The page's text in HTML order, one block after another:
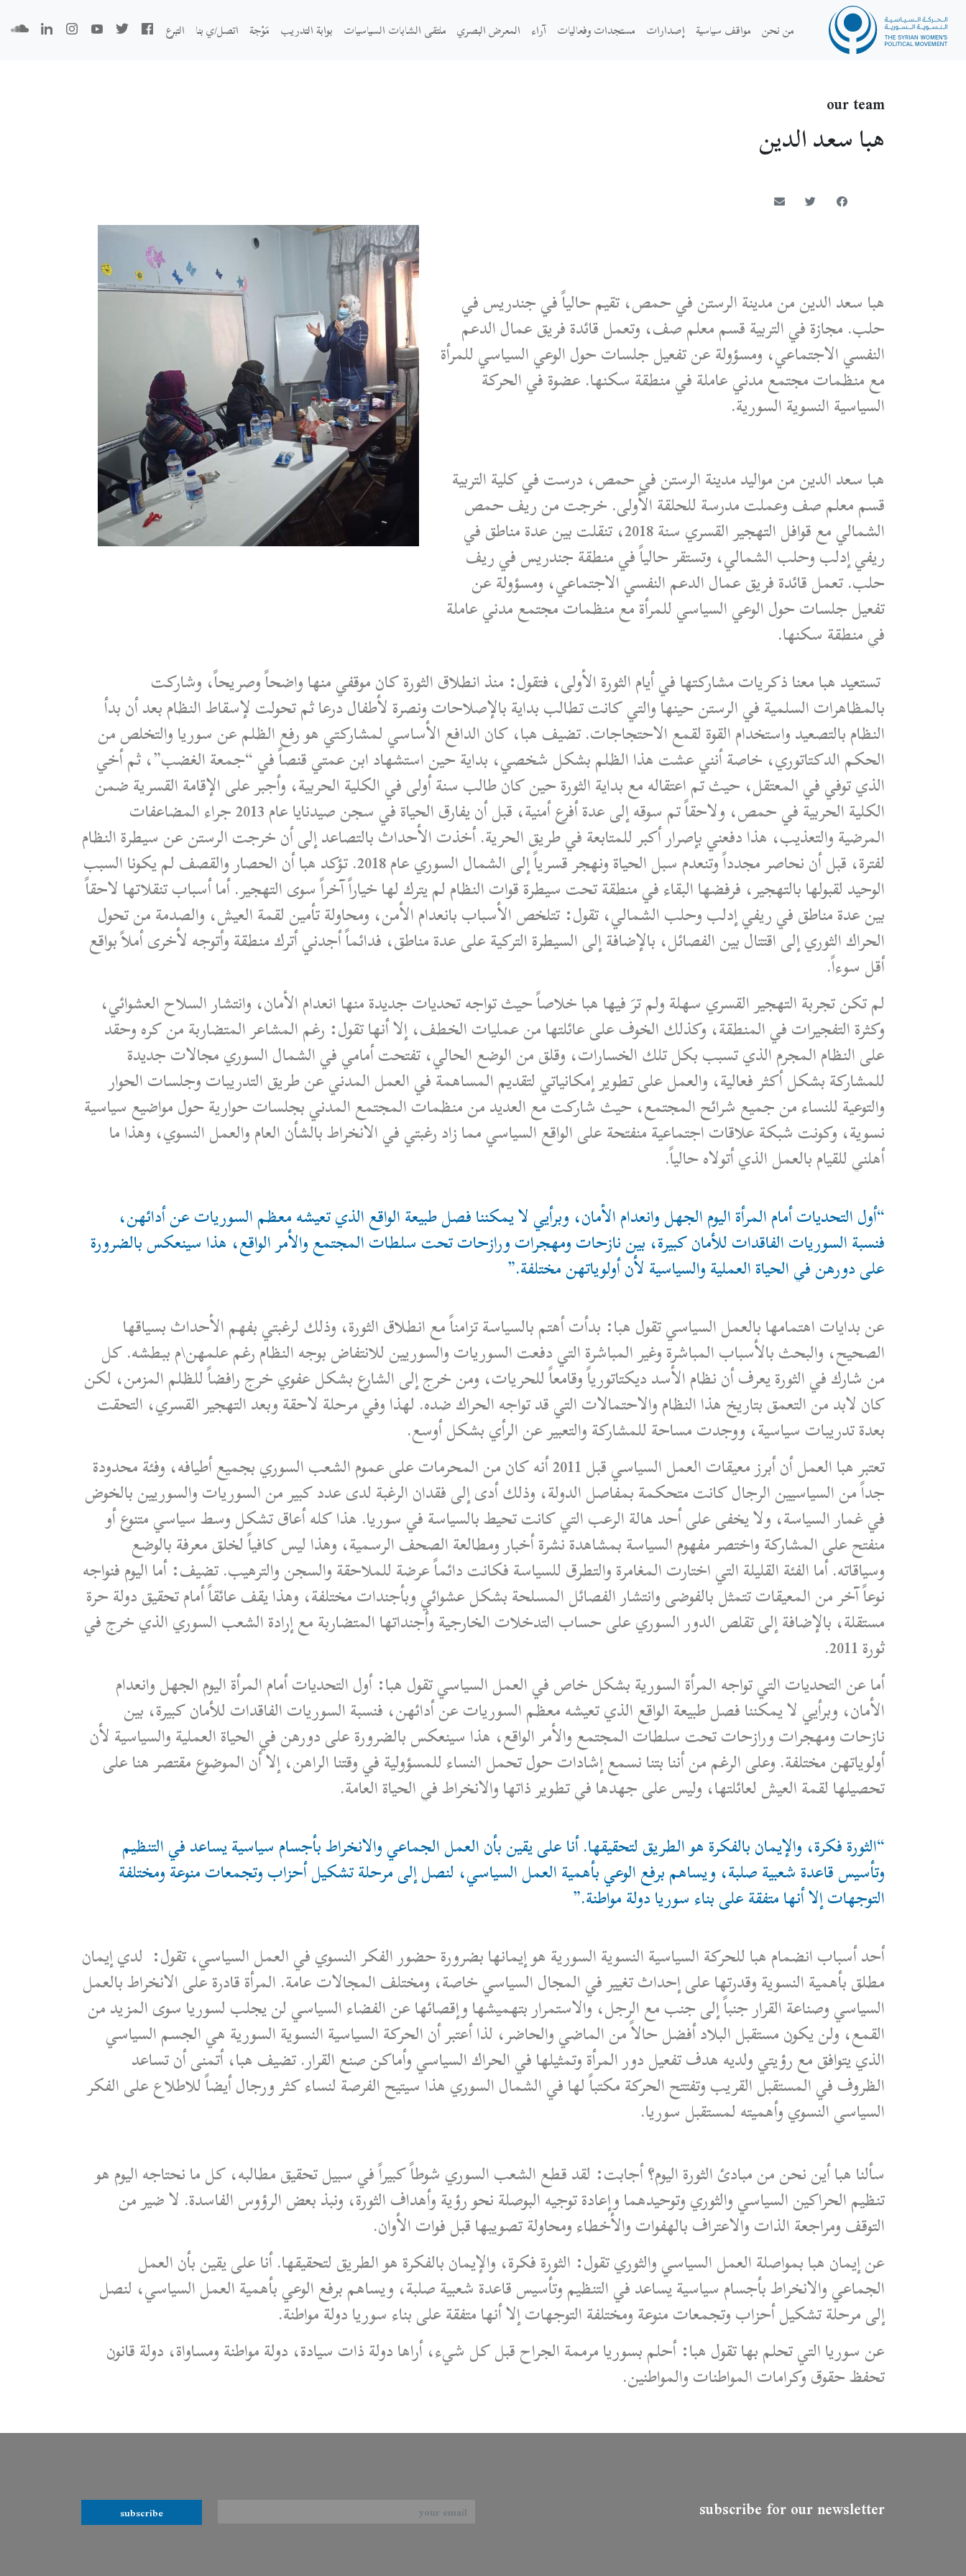
من نحن مواقف سياسية إصدارات مستجدات وفعاليات آراء المعرض البصري ملتقى الشابات السياسيات بوابة التدريب مَوْجة اتصل/ي بنا التبرع
our team
هبا سعد الدين
هبا سعد الدين من مدينة الرستن في حمص، تقيم حالياً في جندريس في
حلب. مجازة في التربية قسم معلم صف، وتعمل قائدة فريق عمال الدعم
النفسي الاجتماعي، ومسؤولة عن تفعيل جلسات حول الوعي السياسي للمرأة
مع منظمات مجتمع مدني عاملة في منطقة سكنها. عضوة في الحركة
السياسية النسوية السورية.
هبا سعد الدين من مواليد مدينة الرستن في حمص، درست في كلية التربية
قسم معلم صف وعملت مدرسة للحلقة الأولى. خرجت من ريف حمص
الشمالي مع قوافل التهجير القسري سنة 2018، تنقلت بين عدة مناطق في
ريفي إدلب وحلب الشمالي، وتستقر حالياً في منطقة جندريس في ريف
حلب. تعمل قائدة فريق عمال الدعم النفسي الاجتماعي، ومسؤولة عن
تفعيل جلسات حول الوعي السياسي للمرأة مع منظمات مجتمع مدني عاملة
في منطقة سكنها.
تستعيد هبا معنا ذكريات مشاركتها في أيام الثورة الأولى، فتقول: منذ انطلاق الثورة كان موقفي منها واضحاً وصريحاً، وشاركت
بالمظاهرات السلمية في الرستن حينها والتي كانت تطالب بداية بالإصلاحات ونصرة لأطفال درعا ثم تحولت لإسقاط النظام بعد أن بدأ
النظام بالتصعيد واستخدام القوة لقمع الاحتجاجات. تضيف هبا، كان الدافع الأساسي لمشاركتي هو رفع الظلم عن سوريا والتخلص من
الحكم الدكتاتوري، خاصة أنني عشت هذا الظلم بشكل شخصي، بداية حين استشهاد ابن عمتي قنصاً في “جمعة الغضب”، ثم أخي
الذي توفي في المعتقل، حيث تم اعتقاله مع بداية الثورة حين كان طالب سنة أولى في الكلية الحربية، وأجبر على الإقامة القسرية ضمن
الكلية الحربية في حمص، ولاحقاً تم سوقه إلى عدة أفرع أمنية، قبل أن يفارق الحياة في سجن صيدنايا عام 2013 جراء المضاعفات
المرضية والتعذيب، هذا دفعني بإصرار أكبر للمتابعة في طريق الحرية. أخذت الأحداث بالتصاعد إلى أن خرجت الرستن عن سيطرة النظام
لفترة، قبل أن نحاصر مجدداً وتنعدم سبل الحياة ونهجر قسرياً إلى الشمال السوري عام 2018. تؤكد هبا أن الحصار والقصف لم يكونا السبب
الوحيد لقبولها بالتهجير، فرفضها البقاء في منطقة تحت سيطرة قوات النظام لم يترك لها خياراً آخراً سوى التهجير. أما أسباب تنقلاتها لاحقاً
بين عدة مناطق في ريفي إدلب وحلب الشمالي، تقول: تتلخص الأسباب بانعدام الأمن، ومحاولة تأمين لقمة العيش، والصدمة من تحول
الحراك الثوري إلى اقتتال بين الفصائل، بالإضافة إلى السيطرة التركية على عدة مناطق، فدائماً أجدني أترك منطقة وأتوجه لأخرى أملاً بواقع
أقل سوءاً.
لم تكن تجربة التهجير القسري سهلة ولم ترَ فيها هبا خلاصاً حيث تواجه تحديات جديدة منها انعدام الأمان، وانتشار السلاح العشوائي،
وكثرة التفجيرات في المنطقة، وكذلك الخوف على عائلتها من عمليات الخطف، إلا أنها تقول: رغم المشاعر المتضاربة من كره وحقد
على النظام المجرم الذي تسبب بكل تلك الخسارات، وقلق من الوضع الحالي، تفتحت أمامي في الشمال السوري مجالات جديدة
للمشاركة بشكل أكثر فعالية، والعمل على تطوير إمكانياتي لتقديم المساهمة في العمل المدني عن طريق التدريبات وجلسات الحوار
والتوعية للنساء من جميع شرائح المجتمع، حيث شاركت مع العديد من منظمات المجتمع المدني بجلسات حوارية حول مواضيع سياسية
نسوية، وكونت شبكة علاقات اجتماعية منفتحة على الواقع السياسي مما زاد رغبتي في الانخراط بالشأن العام والعمل النسوي، وهذا ما
أهلني للقيام بالعمل الذي أتولاه حالياً.
“أول التحديات أمام المرأة اليوم الجهل وانعدام الأمان، وبرأيي لا يمكننا فصل طبيعة الواقع الذي تعيشه معظم السوريات عن أدائهن،
فنسبة السوريات الفاقدات للأمان كبيرة، بين نازحات ومهجرات ورازحات تحت سلطات المجتمع والأمر الواقع، هذا سينعكس بالضرورة
على دورهن في الحياة العملية والسياسية لأن أولوياتهن مختلفة.”
عن بدايات اهتمامها بالعمل السياسي تقول هبا: بدأت أهتم بالسياسة تزامناً مع انطلاق الثورة، وذلك لرغبتي بفهم الأحداث بسياقها
الصحيح، والبحث بالأسباب المباشرة وغير المباشرة التي دفعت السوريات والسوريين للانتفاض بوجه النظام رغم علمهن\م ببطشه. كل
من شارك في الثورة يعرف أن نظام الأسد ديكتاتورياً وقامعاً للحريات، ومن خرج إلى الشارع بشكل عفوي خرج رافضاً للظلم المزمن، لكن
كان لابد من التعمق بتاريخ هذا النظام والاحتمالات التي قد تواجه الحراك ضده. لهذا وفي مرحلة لاحقة وبعد التهجير القسري، التحقت
بعدة تدريبات سياسية، ووجدت مساحة للمشاركة والتعبير عن الرأي بشكل أوسع.
تعتبر هبا العمل أن أبرز معيقات العمل السياسي قبل 2011 أنه كان من المحرمات على عموم الشعب السوري بجميع أطيافه، وفئة محدودة
جداً من السياسيين الرجال كانت متحكمة بمفاصل الدولة، وذلك أدى إلى فقدان الرغبة لدى عدد كبير من السوريات والسوريين بالخوض
في غمار السياسة، ولا يخفى على أحد هالة الرعب التي كانت تحيط بالسياسة في سوريا. هذا كله أعاق تشكل وسط سياسي متنوع أو
منفتح على المشاركة واختصر مفهوم السياسة بمشاهدة نشرة أخبار ومطالعة الصحف الرسمية، وهذا ليس كافياً لخلق معرفة بالوضع
وسياقاته. أما الفئة القليلة التي اختارت المغامرة والتطرق للسياسة فكانت دائماً عرضة للملاحقة والسجن والترهيب. تضيف: أما اليوم فنواجه
نوعاً آخر من المعيقات تتمثل بالفوضى وانتشار الفصائل المسلحة بشكل عشوائي وبأجندات مختلفة، وهذا يقف عائقاً أمام تحقيق دولة حرة
مستقلة، بالإضافة إلى تقلص الدور السوري على حساب التدخلات الخارجية وأجنداتها المتضاربة مع إرادة الشعب السوري الذي خرج في
ثورة 2011.
أما عن التحديات التي تواجه المرأة السورية بشكل خاص في العمل السياسي تقول هبا: أول التحديات أمام المرأة اليوم الجهل وانعدام
الأمان، وبرأيي لا يمكننا فصل طبيعة الواقع الذي تعيشه معظم السوريات عن أدائهن، فنسبة السوريات الفاقدات للأمان كبيرة، بين
نازحات ومهجرات ورازحات تحت سلطات المجتمع والأمر الواقع، هذا سينعكس بالضرورة على دورهن في الحياة العملية والسياسية لأن
أولوياتهن مختلفة. وعلى الرغم من أننا بتنا نسمع إشادات حول تحمل النساء للمسؤولية في وقتنا الراهن، إلا أن الموضوع مقتصر هنا على
تحصيلها لقمة العيش لعائلتها، وليس على جهدها في تطوير ذاتها والانخراط في الحياة العامة.
“الثورة فكرة، والإيمان بالفكرة هو الطريق لتحقيقها. أنا على يقين بأن العمل الجماعي والانخراط بأجسام سياسية يساعد في التنظيم
وتأسيس قاعدة شعبية صلبة، ويساهم برفع الوعي بأهمية العمل السياسي، لنصل إلى مرحلة تشكيل أحزاب وتجمعات منوعة ومختلفة
التوجهات إلا أنها متفقة على بناء سوريا دولة مواطنة.”
أحد أسباب انضمام هبا للحركة السياسية النسوية السورية هو إيمانها بضرورة حضور الفكر النسوي في العمل السياسي، تقول: لدي إيمان
مطلق بأهمية النسوية وقدرتها على إحداث تغيير في المجال السياسي خاصة، ومختلف المجالات عامة. المرأة قادرة على الانخراط بالعمل
السياسي وصناعة القرار جنباً إلى جنب مع الرجل، والاستمرار بتهميشها وإقصائها عن الفضاء السياسي لن يجلب لسوريا سوى المزيد من
القمع، ولن يكون مستقبل البلاد أفضل حالاً من الماضي والحاضر، لذا أعتبر أن الحركة السياسية النسوية السورية هي الجسم السياسي
الذي يتوافق مع رؤيتي ولديه هدف تفعيل دور المرأة وتمثيلها في الحراك السياسي وأماكن صنع القرار. تضيف هبا، أتمنى أن تساعد
الظروف في المستقبل القريب وتفتتح الحركة مكتباً لها في الشمال السوري هذا سيتيح الفرصة لنساء كثر ورجال أيضاً للاطلاع على الفكر
السياسي النسوي وأهميته لمستقبل سوريا.
سألنا هبا أين نحن من مبادئ الثورة اليوم؟ أجابت: لقد قطع الشعب السوري شوطاً كبيراً في سبيل تحقيق مطالبه، كل ما نحتاجه اليوم هو
تنظيم الحراكين السياسي والثوري وتوحيدهما وإعادة توجيه البوصلة نحو رؤية وأهداف الثورة، ونبذ بعض الرؤوس الفاسدة. لا ضير من
التوقف ومراجعة الذات والاعتراف بالهفوات والأخطاء ومحاولة تصويبها قبل فوات الأوان.
عن إيمان هبا بمواصلة العمل السياسي والثوري تقول: الثورة فكرة، والإيمان بالفكرة هو الطريق لتحقيقها. أنا على يقين بأن العمل
الجماعي والانخراط بأجسام سياسية يساعد في التنظيم وتأسيس قاعدة شعبية صلبة، ويساهم برفع الوعي بأهمية العمل السياسي، لنصل
إلى مرحلة تشكيل أحزاب وتجمعات منوعة ومختلفة التوجهات إلا أنها متفقة على بناء سوريا دولة مواطنة.
عن سوريا التي تحلم بها تقول هبا: أحلم بسوريا مرممة الجراح قبل كل شيء، أراها دولة ذات سيادة، دولة مواطنة ومساواة، دولة قانون
تحفظ حقوق وكرامات المواطنات والمواطنين.
subscribe for our newsletter
subscribe